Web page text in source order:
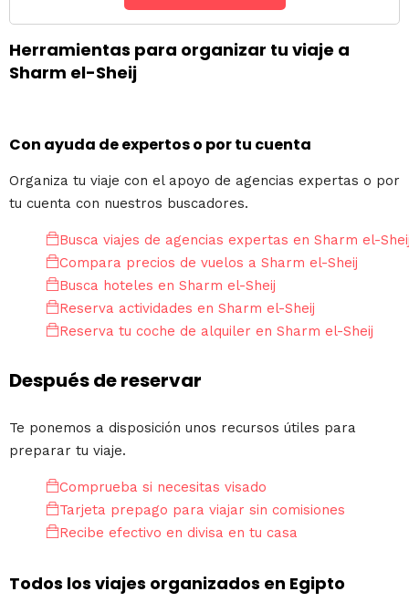
Herramientas para organizar tu viaje a
Sharm el-Sheij
Con ayuda de expertos o por tu cuenta
Organiza tu viaje con el apoyo de agencias expertas o por
tu cuenta con nuestros buscadores.
Busca viajes de agencias expertas en Sharm el-
Compara precios de vuelos a Sharm el-Sheij
Busca hoteles en Sharm el-Sheij
Reserva actividades en Sharm el-Sheij
Reserva tu coche de alquiler en Sharm el-Sheij
Después de reservar
Te ponemos a disposición unos recursos útiles para
preparar tu viaje.
Comprueba si necesitas visado
Tarjeta prepago para viajar sin comisiones
Recibe efectivo en divisa en tu casa
Todos los viajes organizados en Egipto